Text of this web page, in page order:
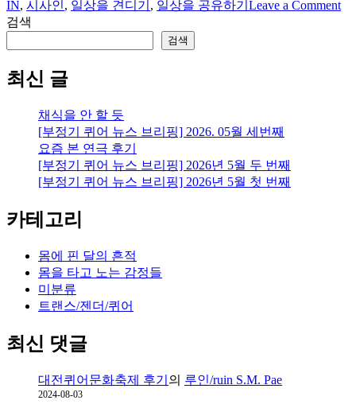
IN, 시사인, 일상을 견디기 , 일상을 공유하기 Leave a Commenton
검색
검색
최신 글
채식을 안 할 듯
[부정기 퀴어 뉴스 브리핑] 2026. 05월 세번째
요즘 본 연극 후기
[부정기 퀴어 뉴스 브리핑] 2026년 5월 두 번째
[부정기 퀴어 뉴스 브리핑] 2026년 5월 첫 번째
카테고리
몸에 핀 달의 흔적
몸을 타고 노는 감정들
미분류
트랜스/젠더/퀴어
최신 댓글
대전퀴어문화축제 후기 의 루인/ruin S.M. Pae
2024-08-03